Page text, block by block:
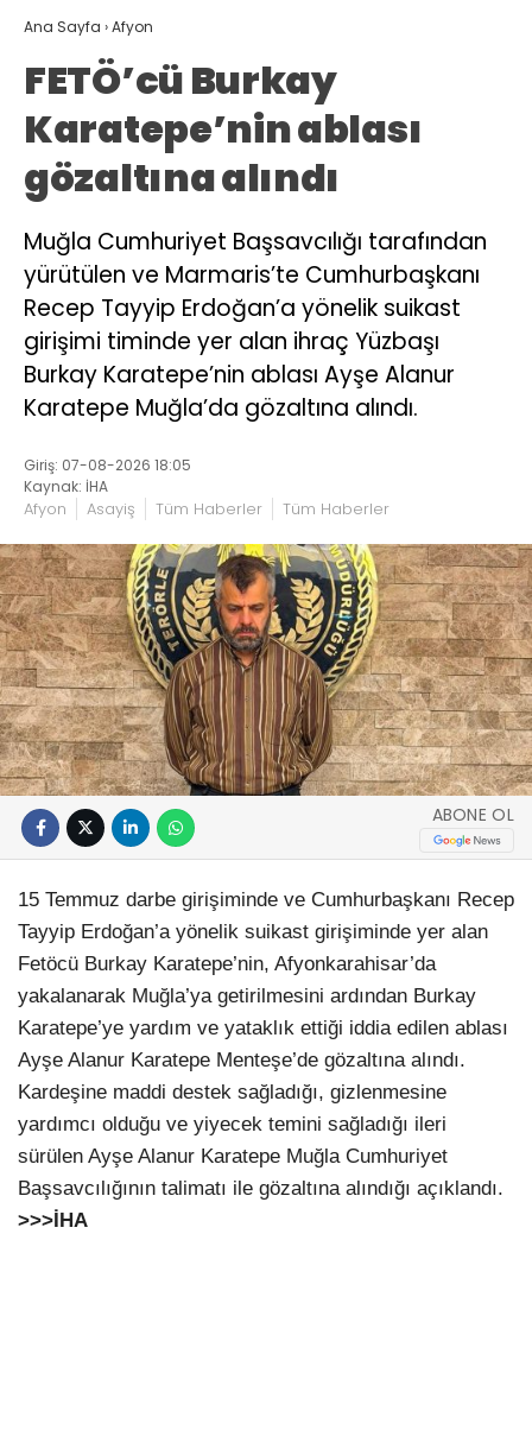
Ana Sayfa ›Afyon
FETÖ’cü Burkay
Karatepe’nin ablası
gözaltına alındı
Muğla Cumhuriyet Başsavcılığı tarafından
yürütülen ve Marmaris’te Cumhurbaşkanı
Recep Tayyip Erdoğan’a yönelik suikast
girişimi timinde yer alan ihraç Yüzbaşı
Burkay Karatepe’nin ablası Ayşe Alanur
Karatepe Muğla’da gözaltına alındı.
Giriş: 07-08-2026 18:05
Kaynak: İHA
Afyon Asayiş Tüm Haberler Tüm Haberler
ABONE OL
15 Temmuz darbe girişiminde ve Cumhurbaşkanı Recep
Tayyip Erdoğan’a yönelik suikast girişiminde yer alan
Fetöcü Burkay Karatepe’nin, Afyonkarahisar’da
yakalanarak Muğla’ya getirilmesini ardından Burkay
Karatepe’ye yardım ve yataklık ettiği iddia edilen ablası
Ayşe Alanur Karatepe Menteşe’de gözaltına alındı.
Kardeşine maddi destek sağladığı, gizlenmesine
yardımcı olduğu ve yiyecek temini sağladığı ileri
sürülen Ayşe Alanur Karatepe Muğla Cumhuriyet
Başsavcılığının talimatı ile gözaltına alındığı açıklandı.
>>>İHA